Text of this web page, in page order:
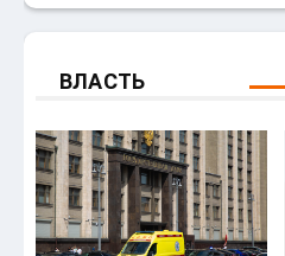
ВЛАСТЬ